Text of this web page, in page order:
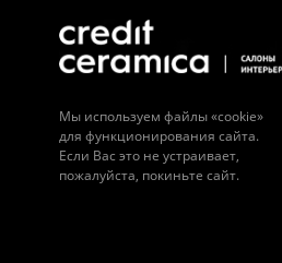
Мы используем файлы «cookie»
для функционирования сайта.
Если Вас это не устраивает,
пожалуйста, покиньте сайт.